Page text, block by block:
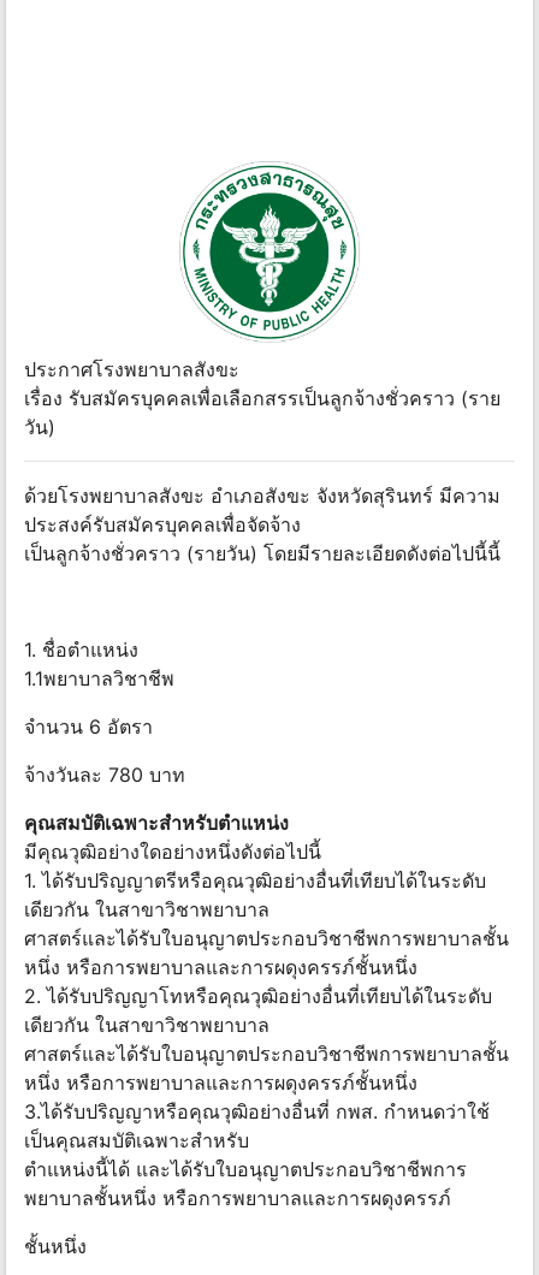
ประกาศโรงพยาบาลสังขะ
เรื่อง รับสมัครบุคคลเพื่อเลือกสรรเป็นลูกจ้างชั่วคราว (ราย
วัน)
ด้วยโรงพยาบาลสังขะ อำเภอสังขะ จังหวัดสุรินทร์ มีความ
ประสงค์รับสมัครบุคคลเพื่อจัดจ้าง
เป็นลูกจ้างชั่วคราว (รายวัน) โดยมีรายละเอียดดังต่อไปนี้นี้
1. ชื่อตำแหน่ง
1.1พยาบาลวิชาชีพ
จำนวน 6 อัตรา
จ้างวันละ 780 บาท
คุณสมบัติเฉพาะสำหรับตำแหน่ง
มีคุณวุฒิอย่างใดอย่างหนึ่งดังต่อไปนี้
1. ได้รับปริญญาตรีหรือคุณวุฒิอย่างอื่นที่เทียบได้ในระดับ
เดียวกัน ในสาขาวิชาพยาบาล
ศาสตร์และได้รับใบอนุญาตประกอบวิชาชีพการพยาบาลชั้น
หนึ่ง หรือการพยาบาลและการผดุงครรภ์ชั้นหนึ่ง
2. ได้รับปริญญาโทหรือคุณวุฒิอย่างอื่นที่เทียบได้ในระดับ
เดียวกัน ในสาขาวิชาพยาบาล
ศาสตร์และได้รับใบอนุญาตประกอบวิชาชีพการพยาบาลชั้น
หนึ่ง หรือการพยาบาลและการผดุงครรภ์ชั้นหนึ่ง
3.ได้รับปริญญาหรือคุณวุฒิอย่างอื่นที่ กพส. กำหนดว่าใช้
เป็นคุณสมบัติเฉพาะสำหรับ
ตำแหน่งนี้ได้ และได้รับใบอนุญาตประกอบวิชาชีพการ
พยาบาลชั้นหนึ่ง หรือการพยาบาลและการผดุงครรภ์
ชั้นหนึ่ง